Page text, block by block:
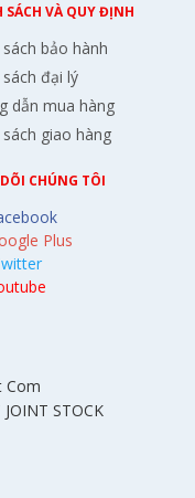
SÁCH VÀ QUY ĐỊNH
sách bảo hành
sách đại lý
dẫn mua hàng
sách giao hàng
CHÚNG TÔI
Plus
Com
STOCK